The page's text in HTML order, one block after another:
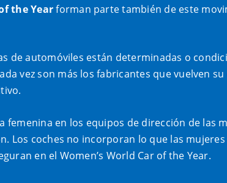
the Yearforman parte también de este
de automóviles están determinadas o
vez son más los fabricantes que vuelven
femenina en los equipos de dirección de las
Los coches no incorporan lo que las
en el Women’s World Car of the Year.